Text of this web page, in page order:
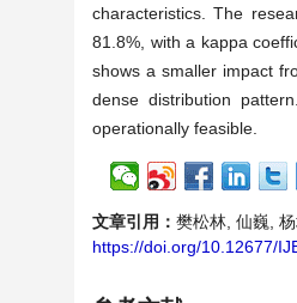
characteristics. The
81.8%, with a kappa
shows a smaller impact
dense distribution
operationally feasible.
文章引用： 樊松林, 仙巍,
https://doi.org/10.12677/